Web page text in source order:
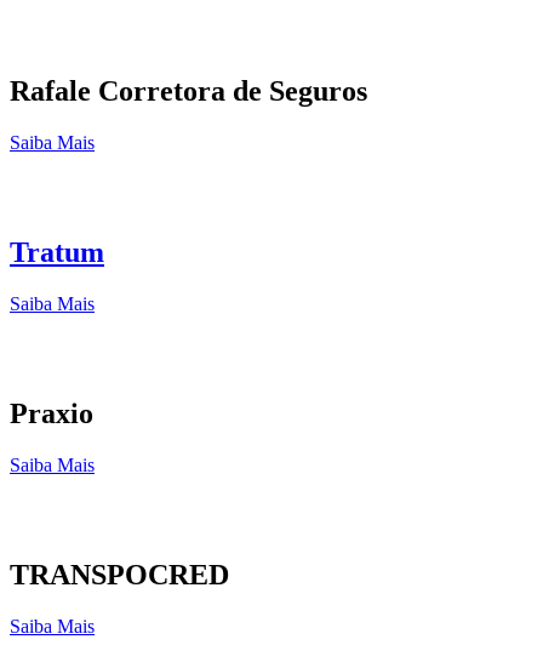
Rafale Corretora de Seguros
Saiba Mais
Tratum
Saiba Mais
Praxio
Saiba Mais
TRANSPOCRED
Saiba Mais